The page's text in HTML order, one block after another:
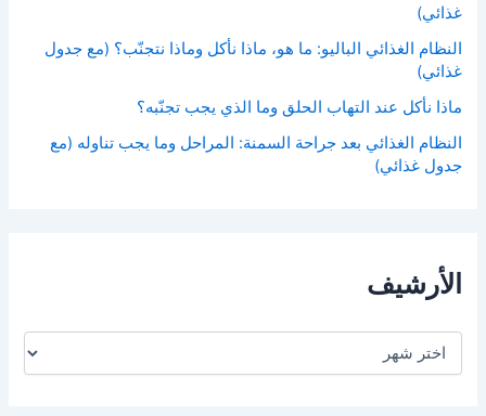
غذائي)
النظام الغذائي الباليو: ما هو، ماذا نأكل وماذا نتجنّب؟ (مع جدول
غذائي)
ماذا نأكل عند التهاب الحلق وما الذي يجب تجنّبه؟
النظام الغذائي بعد جراحة السمنة: المراحل وما يجب تناوله (مع
جدول غذائي)
الأرشيف